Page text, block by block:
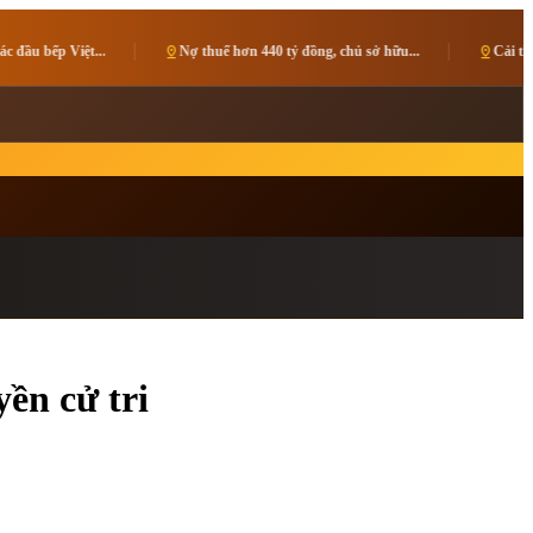
Nợ thuế hơn 440 tỷ đồng, chủ sở hữu... pin_dropCải thiện môi trường đầu tư, tạo
cử tri